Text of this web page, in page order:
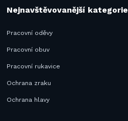
Nejnavštěvovanější kategorie
Pracovní oděvy
Pracovní obuv
Pracovní rukavice
Ochrana zraku
Ochrana hlavy